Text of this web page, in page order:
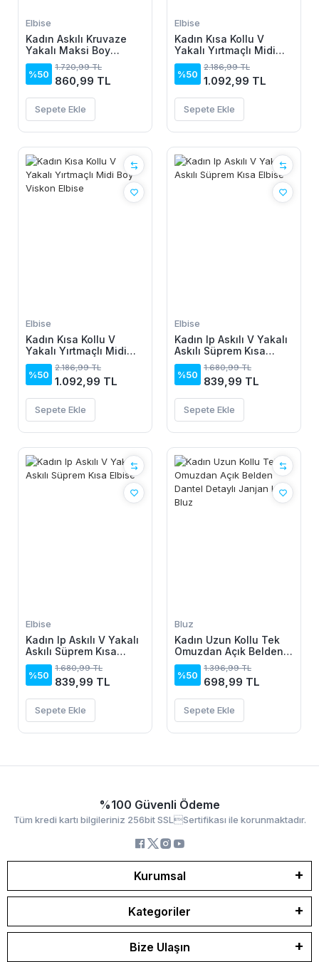
Elbise
Kadın Askılı Kruvaze
Yakalı Maksi Boy
Janjan Krep Elbise
%50
1.720,99 TL
860,99 TL
Sepete Ekle
Elbise
Kadın Kısa Kollu V
Yakalı Yırtmaçlı Midi
Boy Viskon Elbise
%50
2.186,99 TL
1.092,99 TL
Sepete Ekle
Elbise
Kadın Kısa Kollu V
Yakalı Yırtmaçlı Midi
Boy Viskon Elbise
%50
2.186,99 TL
1.092,99 TL
Sepete Ekle
Elbise
Kadın Ip Askılı V Yakalı
Askılı Süprem Kısa
Elbise
%50
1.680,99 TL
839,99 TL
Sepete Ekle
Elbise
Kadın Ip Askılı V Yakalı
Askılı Süprem Kısa
Elbise
%50
1.680,99 TL
839,99 TL
Sepete Ekle
Bluz
Kadın Uzun Kollu Tek
Omuzdan Açık Belden
Dantel Detaylı Janjan
Krep Bluz
%50
1.396,99 TL
698,99 TL
Sepete Ekle
%100 Güvenli Ödeme
Tüm kredi kartı bilgileriniz 256bit SSLSertifikası ile korunmaktadır.
Kurumsal
Kategoriler
Bize Ulaşın